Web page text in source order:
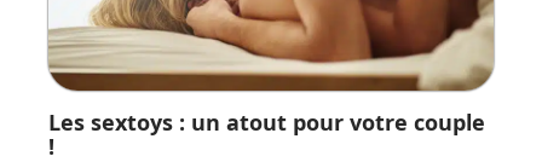
Les sextoys : un atout pour votre couple
!